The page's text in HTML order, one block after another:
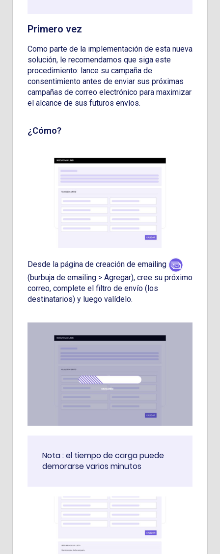
Primero vez
Como parte de la implementación de esta nueva
solución, le recomendamos que siga este
procedimiento: lance su campaña de
consentimiento antes de enviar sus próximas
campañas de correo electrónico para maximizar
el alcance de sus futuros envíos.
¿Cómo?
Desde la página de creación de emailing
(burbuja de emailing > Agregar), cree su próximo
correo, complete el filtro de envío (los
destinatarios) y luego valídelo.
Nota : el tiempo de carga puede
demorarse varios minutos